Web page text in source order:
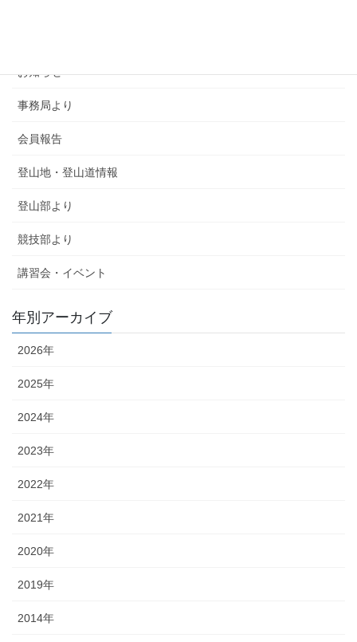
お知らせ
事務局より
会員報告
登山地・登山道情報
登山部より
競技部より
講習会・イベント
年別アーカイブ
2026年
2025年
2024年
2023年
2022年
2021年
2020年
2019年
2014年